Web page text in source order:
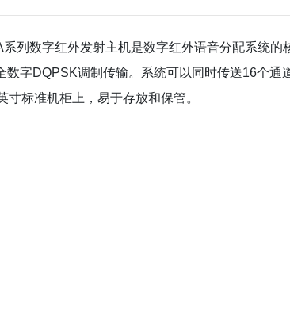
列数字红外发射主机是数字红外语音分配系统的
数字DQPSK调制传输。系统可以同时传送16个通
寸标准机柜上，易于存放和保管。